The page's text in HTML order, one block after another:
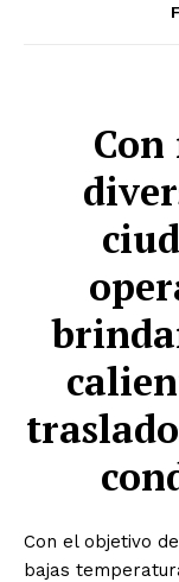
Con el objetivo
bajas